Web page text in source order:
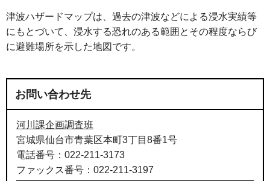
津波ハザードマップは、過去の津波などによる浸水実績等
にもとづいて、浸水する恐れのある範囲とその程度ならび
に避難場所を示した地図です。
お問い合わせ先
河川課企画調査班
宮城県仙台市青葉区本町3丁目8番1号
電話番号：022-211-3173
ファックス番号：022-211-3197